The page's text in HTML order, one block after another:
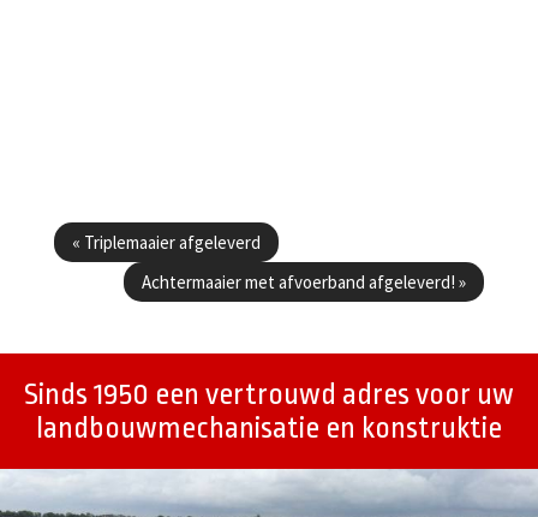
« Triplemaaier afgeleverd
Achtermaaier met afvoerband afgeleverd! »
Sinds 1950 een vertrouwd adres voor uw
landbouwmechanisatie en konstruktie